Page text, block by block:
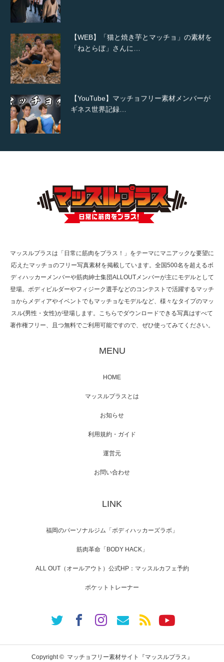
「ねとらぼ」さんに…
ギネス世界記録…
TOKYO FMラジオ番組「ONE MORNING」
で紹介さ…
た（6/8放送）
映画「メカバース」舞台挨拶へマッスルプラ
【TV】NHK BS「COOL JAPAN 」にてマッス
「ねとらぼ」さんに…
マッスルプラスは「日常に筋肉をプラス！」をテーマにマニアックな要望に
応えたマッチョのフリー写真素材を掲載しています。全国500名を超えるボ
ディハッカーメンバーや筋肉紳士集団ALLOUTメンバーが主にモデルとして
登場。ボディビルダーやフィジーク選手などのコンテストで活躍するマッチ
ョからメディアやイベントでもマッチョなモデルなど、様々なタイプのマッ
スル(男性・女性)が登場します。こちらでダウンロードできる写真はすべて
著作権フリー、且つ無料でご利用可能ですので、ぜひ使ってみてください。
MENU
HOME
マッスルプラスとは
お知らせ
利用規約・ガイド
運営元
お問い合わせ
LINK
福岡のパーソナルジム「ボディハッカーズラボ」
筋肉革命「BODY HACK」
ALL OUT（オールアウト）公式HP：マッスルカフェ予約
ポケットトレーナー
Copyright © マッチョフリー素材サイト『マッスルプラス』